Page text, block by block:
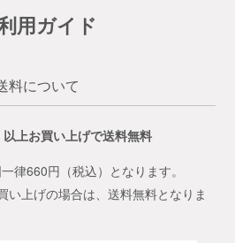
用ガイド
料について
上お買い上げで送料無料
律660円（税込）となります。
い上げの場合は、送料無料となりま